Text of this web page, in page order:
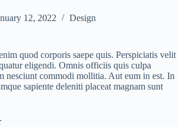
12, 2022 Design
quod corporis saepe quis. Perspiciatis velit
eligendi. Omnis officiis quis culpa
nesciunt commodi mollitia. Aut eum in est. In
sapiente deleniti placeat magnam sunt